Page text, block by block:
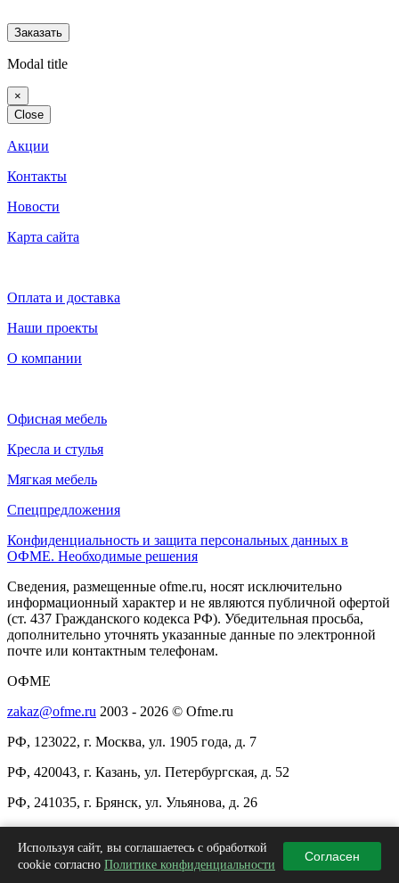
Modal title
×
Close
Акции
Контакты
Новости
Карта сайта
Оплата и доставка
Наши проекты
О компании
Офисная мебель
Кресла и стулья
Мягкая мебель
Спецпредложения
Конфиденциальность и защита персональных данных в
ОФМЕ. Необходимые решения
Сведения, размещенные ofme.ru, носят исключительно
информационный характер и не являются публичной офертой
(ст. 437 Гражданского кодекса РФ). Убедительная просьба,
дополнительно уточнять указанные данные по электронной
почте или контактным телефонам.
ОФМЕ
zakaz@ofme.ru 2003 - 2026 © Ofme.ru
РФ, 123022, г. Москва, ул. 1905 года, д. 7
РФ, 420043, г. Казань, ул. Петербургская, д. 52
РФ, 241035, г. Брянск, ул. Ульянова, д. 26
+7(483)260-75-44/+7(843)233-44-94
Используя сайт, вы соглашаетесь с обработкой
cookie согласно Политике конфиденциальности
Согласен